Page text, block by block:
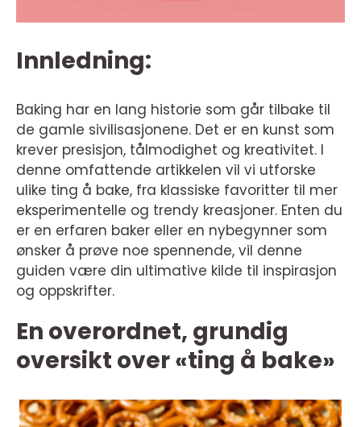
Innledning:
Baking har en lang historie som går tilbake til
de gamle sivilisasjonene. Det er en kunst som
krever presisjon, tålmodighet og kreativitet. I
denne omfattende artikkelen vil vi utforske
ulike ting å bake, fra klassiske favoritter til mer
eksperimentelle og trendy kreasjoner. Enten du
er en erfaren baker eller en nybegynner som
ønsker å prøve noe spennende, vil denne
guiden være din ultimative kilde til inspirasjon
og oppskrifter.
En overordnet, grundig
oversikt over «ting å bake»